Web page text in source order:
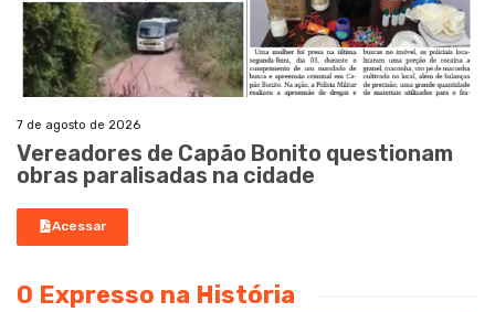
7 de agosto de 2026
Vereadores de Capão Bonito questionam
obras paralisadas na cidade
Acessar
O Expresso na História